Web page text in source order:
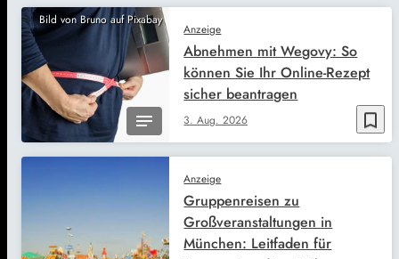
Bild von Bruno auf Pixabay
bookmark_border
Anzeige
3. Aug. 2026
Abnehmen mit Wegovy: So
können Sie Ihr Online-Rezept
sicher beantragen
Anzeige
Gruppenreisen zu
Großveranstaltungen in
München: Leitfaden für